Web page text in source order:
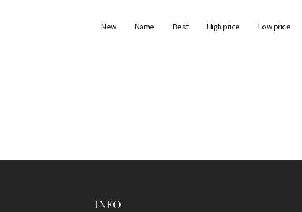
New Name Best High price Low price
INFO